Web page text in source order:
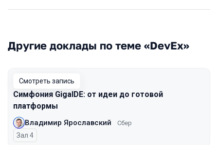
Другие доклады по теме «DevEx»
Смотреть запись
Симфония GigaIDE: от идеи до готовой
платформы
Владимир Ярославский Сбер
Зал 4